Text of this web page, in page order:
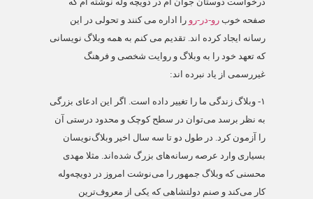
صفحه خوب رو-در-رو را اداره می کنند و تحولی در این
رسانه ایجاد کرده اند. تقدیم می کنم به همه وبلاگ نویسانی
که تعهد خود را به وبلاگ و روایت شخصی و فرهنگ
غیررسمی از یاد نبرده اند:
۱- وبلاگ زندگی ما را تغییر داده است. اگر این ادعای بزرگی
به نظر برسد می‌توان در سطح کوچک و محدود درستی آن
را آزمون کرد. در طول دو تا سه سال اخیر وبلاگ‌نویسان
بسیاری وارد عرصه رسانه‌های بزرگ شده‌اند. مثلا مهدی
محسنی که وبلاگ جمهور را می‌نوشت امروز در دویچه‌وله
کار می‌کند و صنم دولتشاهی که یکی از معروف‌ترین